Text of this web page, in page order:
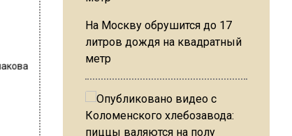
На Москву обрушится до 17
литров дождя на квадратный
метр